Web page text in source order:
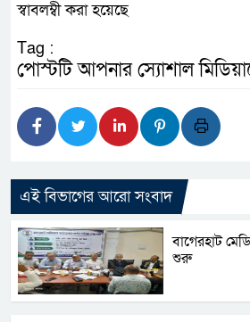
স্বাবলম্বী করা হয়েছে
Tag :
পোস্টটি আপনার স্যোশাল
এই বিভাগের আরো সংবাদ
বাগেরহাট
শুরু